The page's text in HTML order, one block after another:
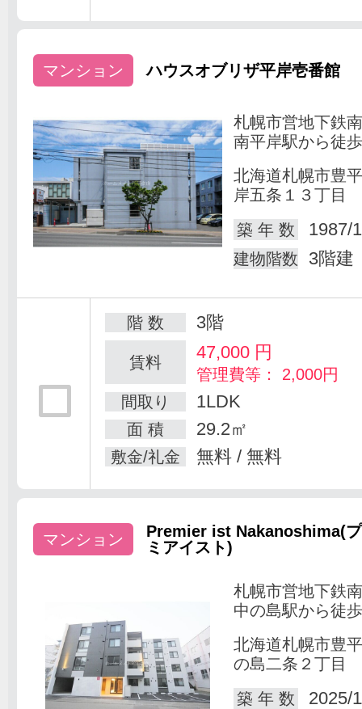
マンション ハウスオブリザ平岸壱番館
札幌市営地下鉄
南平岸駅から徒
北海道札幌市豊
岸五条１３丁目
築 年 数
1987/
建物階数 3階建
階 数 3階
賃料 47,000円
管理費等： 2,000円
間取り
1LDK
面 積 29.2㎡
敷金/礼金 無料 / 無料
マンション
Premier ist Nakanoshima(
ミアイスト)
札幌市営地下鉄
中の島駅から徒
北海道札幌市豊
の島二条２丁目
築 年 数
2025/